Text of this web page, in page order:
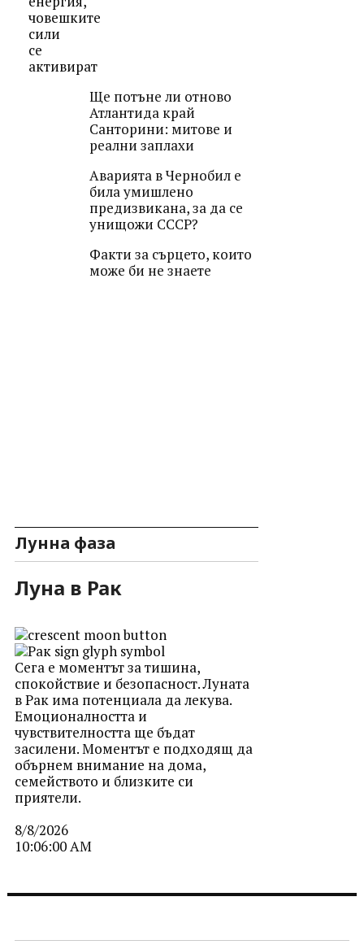
Ще потъне ли отново
Атлантида край
Санторини: митове и
реални заплахи
Аварията в Чернобил е
била умишлено
предизвикана, за да се
унищожи СССР?
Факти за сърцето, които
може би не знаете
Лунна фаза
Луна в Рак
Сега е моментът за тишина,
спокойствие и безопасност. Луната
в Рак има потенциала да лекува.
Емоционалността и
чувствителността ще бъдат
засилени. Моментът е подходящ да
обърнем внимание на дома,
семейството и близките си
приятели.
8/8/2026
10:06:00 AM